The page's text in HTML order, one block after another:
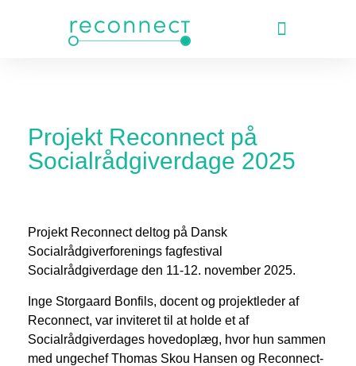
Projekt Reconnect på
Socialrådgiverdage 2025
Projekt Reconnect deltog på Dansk
Socialrådgiverforenings fagfestival
Socialrådgiverdage den 11-12. november 2025.
Inge Storgaard Bonfils, docent og projektleder af
Reconnect, var inviteret til at holde et af
Socialrådgiverdages hovedoplæg, hvor hun sammen
med ungechef Thomas Skou Hansen og Reconnect-